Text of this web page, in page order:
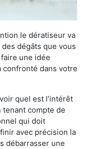
le dératiseur va
dégâts que vous
une idée
confronté dans votre
quel est l’intérêt
tenant compte de
qui doit
avec précision la
débarrasser une